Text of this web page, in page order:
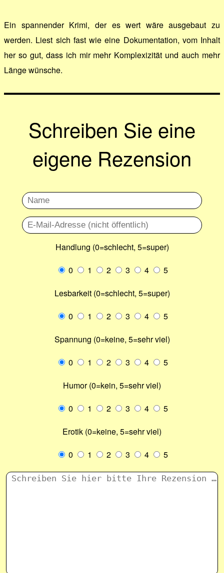
Ein spannender Krimi, der es wert wäre ausgebaut zu
werden. Liest sich fast wie eine Dokumentation, vom Inhalt
her so gut, dass ich mir mehr Komplexizität und auch mehr
Länge wünsche.
Schreiben Sie eine
eigene Rezension
Handlung (0=schlecht, 5=super)
0
1 2 3 4
5
Lesbarkeit (0=schlecht, 5=super)
0
1 2 3 4
5
Spannung (0=keine, 5=sehr viel)
0
1 2 3 4
5
Humor (0=kein, 5=sehr viel)
0
1 2 3 4
5
Erotik (0=keine, 5=sehr viel)
0
1 2 3 4 5